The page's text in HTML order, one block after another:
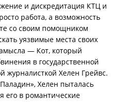
и дискредитация КТЦ и
работа, а возможность
со своим помощником
уязвимые места своих
— Кот, который
в государственной
журналисткой Хелен Грейвс.
Хелен пыталась
его в романтические